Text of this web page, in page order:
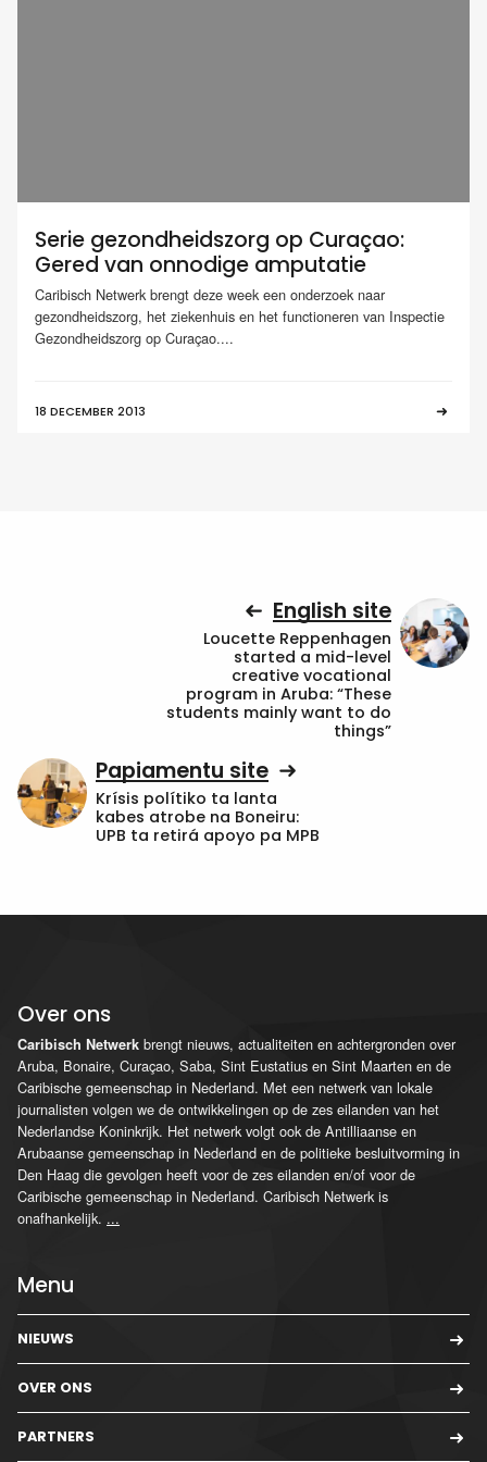
Serie gezondheidszorg op Curaçao:
Gered van onnodige amputatie
Caribisch Netwerk brengt deze week een onderzoek naar
gezondheidszorg, het ziekenhuis en het functioneren van Inspectie
Gezondheidszorg op Curaçao....
18 DECEMBER 2013
English site
Loucette Reppenhagen
started a mid-level
creative vocational
program in Aruba: “These
students mainly want to do
things”
Papiamentu site
Krísis polítiko ta lanta
kabes atrobe na Boneiru:
UPB ta retirá apoyo pa MPB
Over ons
Caribisch Netwerk brengt nieuws, actualiteiten en achtergronden over
Aruba, Bonaire, Curaçao, Saba, Sint Eustatius en Sint Maarten en de
Caribische gemeenschap in Nederland. Met een netwerk van lokale
journalisten volgen we de ontwikkelingen op de zes eilanden van het
Nederlandse Koninkrijk. Het netwerk volgt ook de Antilliaanse en
Arubaanse gemeenschap in Nederland en de politieke besluitvorming in
Den Haag die gevolgen heeft voor de zes eilanden en/of voor de
Caribische gemeenschap in Nederland. Caribisch Netwerk is
onafhankelijk. ...
Menu
NIEUWS
OVER ONS
PARTNERS